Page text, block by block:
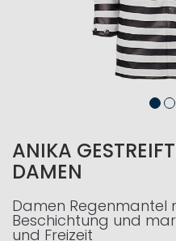
ANIKA
DAMEN
Damen Regenmantel
Beschichtung und
und Freizeit